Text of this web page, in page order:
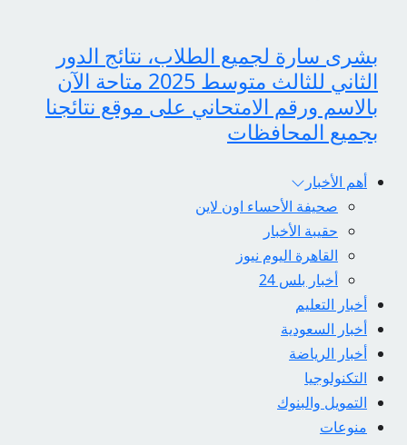
بشرى سارة لجميع الطلاب، نتائج الدور
الثاني للثالث متوسط 2025 متاحة الآن
بالاسم ورقم الامتحاني على موقع نتائجنا
بجميع المحافظات
أهم الأخبار
صحيفة الأحساء اون لاين
حقيبة الأخبار
القاهرة اليوم نيوز
أخبار بلس 24
أخبار التعليم
أخبار السعودية
أخبار الرياضة
التكنولوجيا
التمويل والبنوك
منوعات